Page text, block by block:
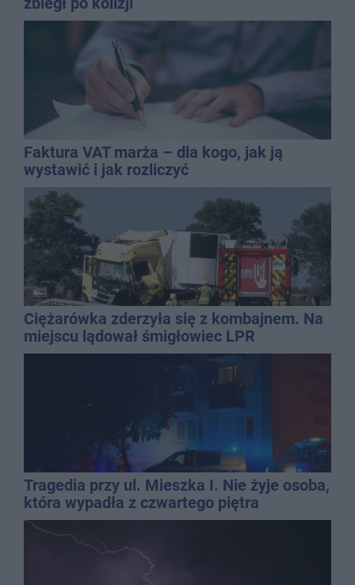
Faktura VAT marża – dla kogo, jak ją
wystawić i jak rozliczyć
Ciężarówka zderzyła się z kombajnem. Na
miejscu lądował śmigłowiec LPR
Tragedia przy ul. Mieszka I. Nie żyje osoba,
która wypadła z czwartego piętra